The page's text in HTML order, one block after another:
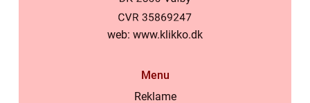
web: www.klikko.dk
Menu
Reklame